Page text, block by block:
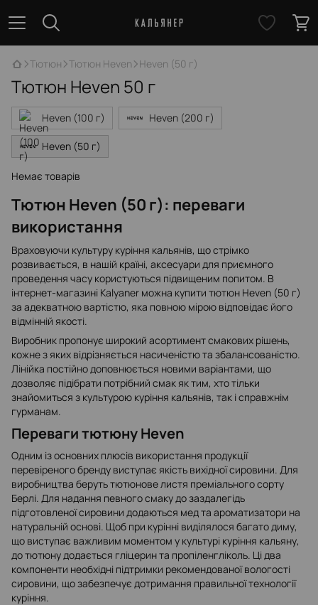
Тютюн Тютюн Heven Heven (50 г)
Тютюн Heven 50 г
Heven (100 г) Heven (200 г)
Heven (50 г)
Немає товарів
Тютюн Heven (50 г): переваги
використання
Враховуючи культуру куріння кальянів, що стрімко
розвивається, в нашій країні, аксесуари для приємного
проведення часу користуються підвищеним попитом. В
інтернет-магазині Kalyaner можна купити тютюн Heven (50 г)
за адекватною вартістю, яка повною мірою відповідає його
відмінній якості.
Виробник пропонує широкий асортимент смакових рішень,
кожне з яких відрізняється насиченістю та збалансованістю.
Лінійка постійно доповнюється новими варіантами, що
дозволяє підібрати потрібний смак як тим, хто тільки
знайомиться з культурою куріння кальянів, так і справжнім
гурманам.
Переваги тютюну Heven
Одним із основних плюсів використання продукції
перевіреного бренду виступає якість вихідної сировини. Для
виробництва беруть тютюнове листя преміального сорту
Берлі. Для надання певного смаку до заздалегідь
підготовленої сировини додаються мед та ароматизатори на
натуральній основі. Щоб при курінні виділялося багато диму,
що виступає важливим моментом у культурі куріння кальяну,
до тютюну додається гліцерин та пропіленгліколь. Ці два
компоненти необхідні підтримки рекомендованої вологості
сировини, що забезпечує дотримання правильної технології
куріння.